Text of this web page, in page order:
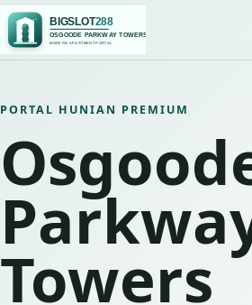
Lewati ke konten utama
PORTAL HUNIAN PREMIUM
Towers